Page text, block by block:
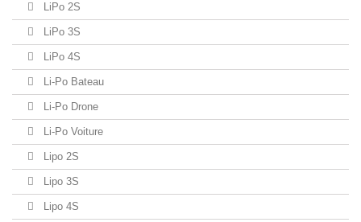
LiPo 2S
LiPo 3S
LiPo 4S
Li-Po Bateau
Li-Po Drone
Li-Po Voiture
Lipo 2S
Lipo 3S
Lipo 4S